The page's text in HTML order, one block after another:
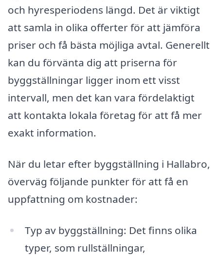
och hyresperiodens längd. Det är viktigt
att samla in olika offerter för att jämföra
priser och få bästa möjliga avtal. Generellt
kan du förvänta dig att priserna för
byggställningar ligger inom ett visst
intervall, men det kan vara fördelaktigt
att kontakta lokala företag för att få mer
exakt information.
När du letar efter byggställning i Hallabro,
överväg följande punkter för att få en
uppfattning om kostnader:
Typ av byggställning: Det finns olika
typer, som rullställningar,